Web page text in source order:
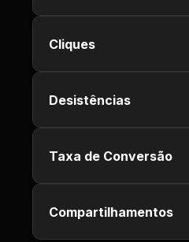
Cliques
Desistências
Taxa de Conversão
Compartilhamentos